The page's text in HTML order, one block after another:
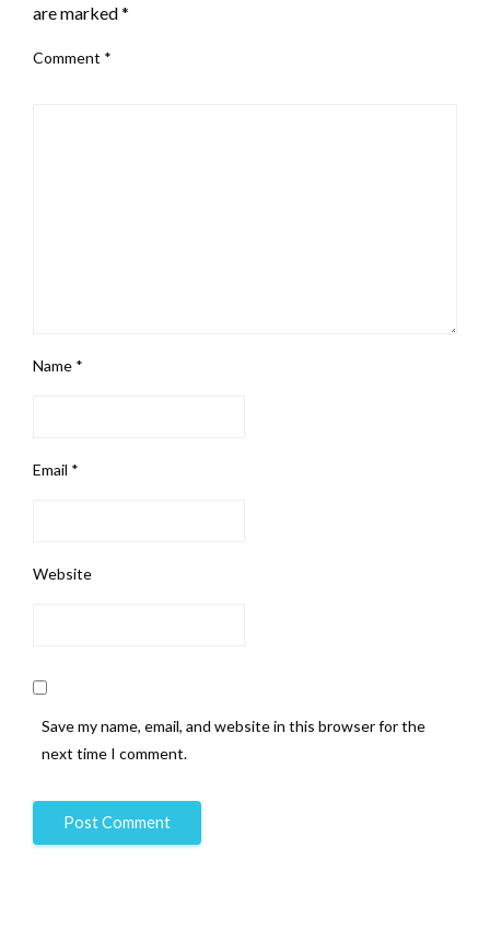
are marked*
Comment *
Name *
Email *
Website
Save my name, email, and website in this browser for the
next time I comment.